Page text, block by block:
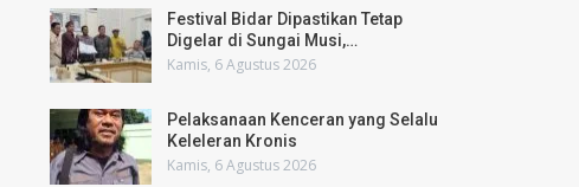
Festival Bidar Dipastikan Tetap
Digelar di Sungai Musi,…
Kamis, 6 Agustus 2026
Pelaksanaan Kenceran yang Selalu
Keleleran Kronis
Kamis, 6 Agustus 2026